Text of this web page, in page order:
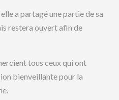
a partagé une partie de sa
restera ouvert afin de
tous ceux qui ont
bienveillante pour la